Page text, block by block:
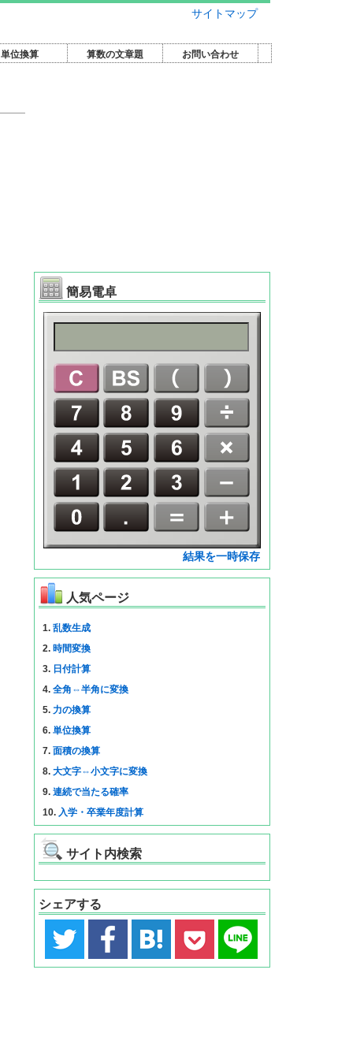
サイトマップ
単位換算 算数の文章題 お問い合わせ
簡易電卓
結果を一時保存
人気ページ
1. 乱数生成
2. 時間変換
3. 日付計算
4. 全角⇔半角に変換
5. 力の換算
6. 単位換算
7. 面積の換算
8. 大文字⇔小文字に変換
9. 連続で当たる確率
10. 入学・卒業年度計算
サイト内検索
シェアする